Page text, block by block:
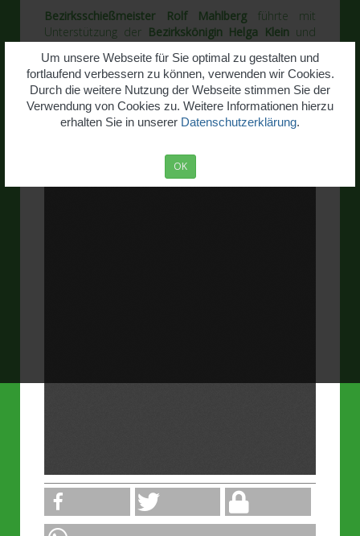
Um unsere Webseite für Sie optimal zu gestalten und
fortlaufend verbessern zu können, verwenden wir Cookies.
Durch die weitere Nutzung der Webseite stimmen Sie der
Verwendung von Cookies zu. Weitere Informationen hierzu
erhalten Sie in unserer Datenschutzerklärung.
OK
Bezirks­schießmeister Rolf Mahlbergführte mit
Unterstützung der Bezirkskönigin Helga Klein und
durch die Siegerehrung.
Die 1. bis 3. Plätze unserer Schützen bei den
Runden­wettkämpfen 2017/2018 und beim
Bezirksschießen 2018 im Bezirk Voreifel sind in